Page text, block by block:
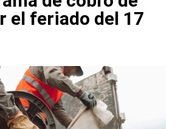
el feriado del 17